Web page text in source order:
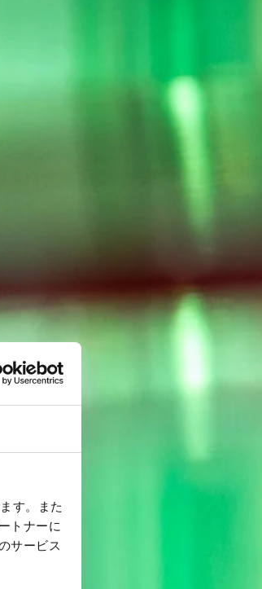
す。また
トナーに
サービス